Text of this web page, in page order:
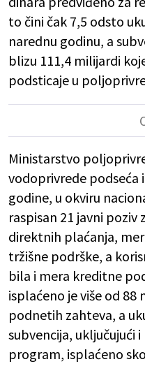
to čini čak 7,5 odsto
narednu godinu, a
blizu 111,4 milijardi
podsticaje u
Ministarstvo
vodoprivrede podseća
godine, u okviru
raspisan 21 javni poziv
direktnih plaćanja,
tržišne podrške, a
bila i mera kreditne
isplaćeno je više od 88
podnetih zahteva, a
subvencija, uključujući
program, isplaćeno